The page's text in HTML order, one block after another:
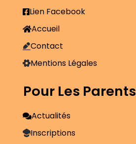
Lien Facebook
Accueil
Contact
Mentions Légales
Pour Les Parents
Actualités
Inscriptions